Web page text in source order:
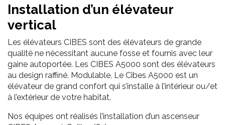
Installation d’un élévateur
vertical
Les élévateurs CIBES sont des élévateurs de grande
qualité ne nécessitant aucune fosse et fournis avec leur
gaine autoportée. Les CIBES A5000 sont des élévateurs
au design raffiné. Modulable, Le Cibes A5000 est un
élévateur de grand confort qui s’installe à l’intérieur ou/et
à l’extérieur de votre habitat.
Nos équipes ont réalisés l’installation d’un ascenseur